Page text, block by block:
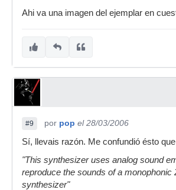
Ahi va una imagen del ejemplar en
#9 por pop el 28/03/2006
Sí, llevais razón. Me confundió ésto
"This synthesizer uses analog sound
reproduce the sounds of a monophonic
synthesizer"